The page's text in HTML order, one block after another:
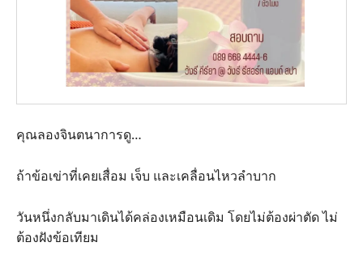
คุณลองจินตนาการดู…
ถ้าข้อเข่าที่เคยเสื่อม เจ็บ และเคลื่อนไหวลำบาก
วันหนึ่งกลับมาเดินได้คล่องเหมือนเดิม โดยไม่ต้องผ่าตัด ไม่
ต้องฝังข้อเทียม